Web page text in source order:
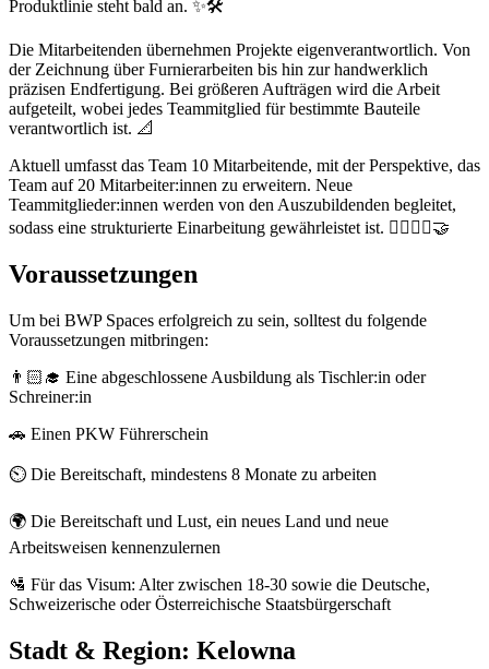
Produktlinie steht bald an. ✨🛠️
Die Mitarbeitenden übernehmen Projekte eigenverantwortlich. Von
der Zeichnung über Furnierarbeiten bis hin zur handwerklich
präzisen Endfertigung. Bei größeren Aufträgen wird die Arbeit
aufgeteilt, wobei jedes Teammitglied für bestimmte Bauteile
verantwortlich ist. 📐
Aktuell umfasst das Team 10 Mitarbeitende, mit der Perspektive, das
Team auf 20 Mitarbeiter:innen zu erweitern. Neue
Teammitglieder:innen werden von den Auszubildenden begleitet,
sodass eine strukturierte Einarbeitung gewährleistet ist. 👷‍♀️👷‍♂️🤝
Voraussetzungen
Um bei BWP Spaces erfolgreich zu sein, solltest du folgende
Voraussetzungen mitbringen:
👨🏻‍🎓 Eine abgeschlossene Ausbildung als Tischler:in oder
Schreiner:in
🚗 Einen PKW Führerschein
⏲️ Die Bereitschaft, mindestens 8 Monate zu arbeiten
🌍 Die Bereitschaft und Lust, ein neues Land und neue
Arbeitsweisen kennenzulernen
🛂 Für das Visum: Alter zwischen 18-30 sowie die Deutsche,
Schweizerische oder Österreichische Staatsbürgerschaft
Stadt & Region: Kelowna